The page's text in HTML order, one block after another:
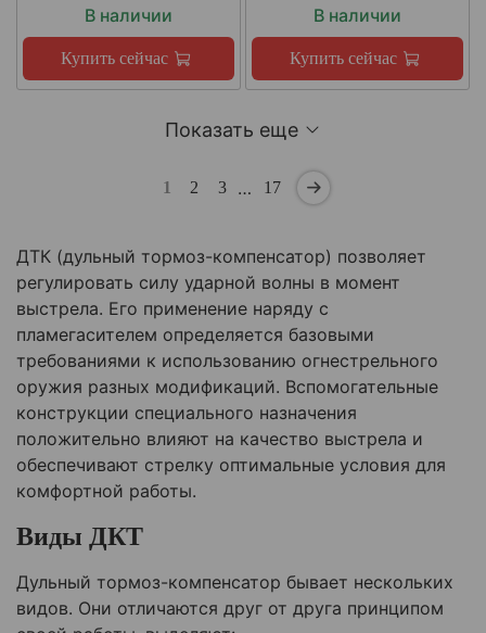
В наличии
Купить сейчас
В наличии
Купить сейчас
Показать еще
1 2 3 … 17
ДТК (дульный тормоз-компенсатор) позволяет
регулировать силу ударной волны в момент
выстрела. Его применение наряду с
пламегасителем определяется базовыми
требованиями к использованию огнестрельного
оружия разных модификаций. Вспомогательные
конструкции специального назначения
положительно влияют на качество выстрела и
обеспечивают стрелку оптимальные условия для
комфортной работы.
Виды ДКТ
Дульный тормоз-компенсатор бывает нескольких
видов. Они отличаются друг от друга принципом